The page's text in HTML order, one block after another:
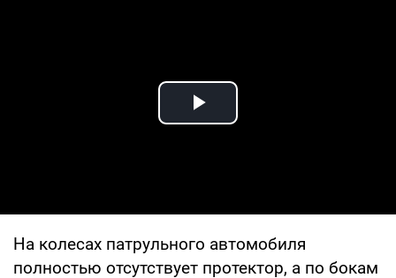
Play Video
На колесах патрульного автомобиля
полностью отсутствует протектор, а по бокам